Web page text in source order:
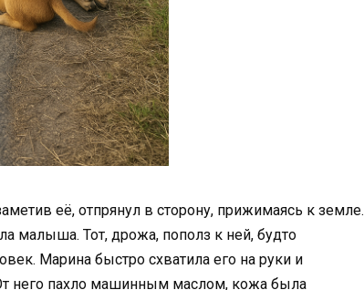
её, отпрянул в сторону, прижимаясь к земле.
малыша. Тот, дрожа, пополз к ней, будто
Марина быстро схватила его на руки и
него пахло машинным маслом, кожа была